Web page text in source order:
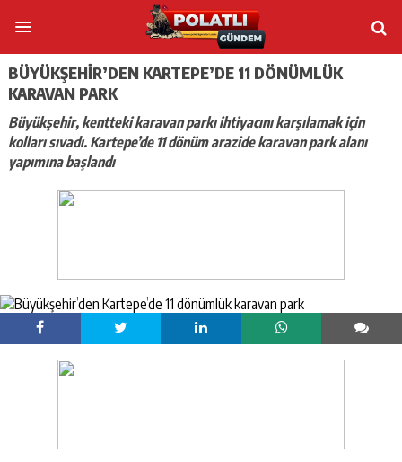
BÜYÜKŞEHIR’DEN KARTEPE’DE 11 DÖNÜMLÜK
KARAVAN PARK
Büyükşehir, kentteki karavan parkı ihtiyacını karşılamak için
kolları sıvadı. Kartepe’de 11 dönüm arazide karavan park alanı
yapımına başlandı